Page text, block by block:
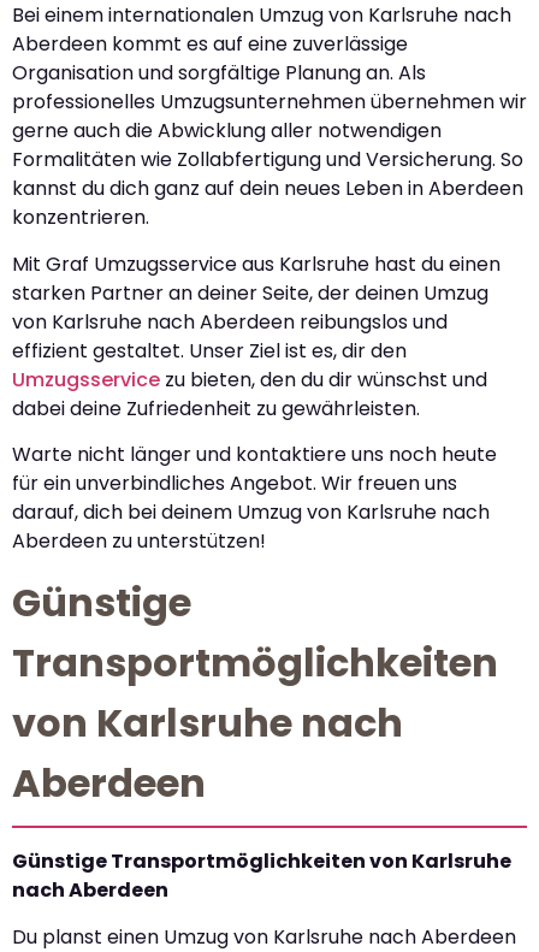
Bei einem internationalen Umzug von Karlsruhe nach
Aberdeen kommt es auf eine zuverlässige
Organisation und sorgfältige Planung an. Als
professionelles Umzugsunternehmen übernehmen wir
gerne auch die Abwicklung aller notwendigen
Formalitäten wie Zollabfertigung und Versicherung. So
kannst du dich ganz auf dein neues Leben in Aberdeen
konzentrieren.
Mit Graf Umzugsservice aus Karlsruhe hast du einen
starken Partner an deiner Seite, der deinen Umzug
von Karlsruhe nach Aberdeen reibungslos und
effizient gestaltet. Unser Ziel ist es, dir den
Umzugsservice zu bieten, den du dir wünschst und
dabei deine Zufriedenheit zu gewährleisten.
Warte nicht länger und kontaktiere uns noch heute
für ein unverbindliches Angebot. Wir freuen uns
darauf, dich bei deinem Umzug von Karlsruhe nach
Aberdeen zu unterstützen!
Günstige
Transportmöglichkeiten
von Karlsruhe nach
Aberdeen
Günstige Transportmöglichkeiten von Karlsruhe
nach Aberdeen
Du planst einen Umzug von Karlsruhe nach Aberdeen